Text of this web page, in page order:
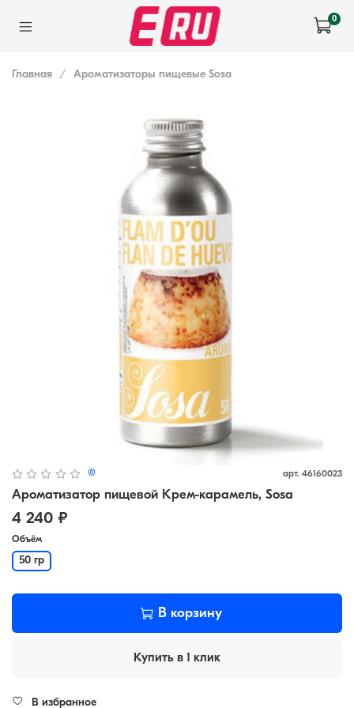
0
Главная Ароматизаторы пищевые Sosa
(0) арт. 46160023
Ароматизатор пищевой Крем-карамель, Sosa
4 240 ₽
Объём
50 гр
В корзину
Купить в 1 клик
В избранное